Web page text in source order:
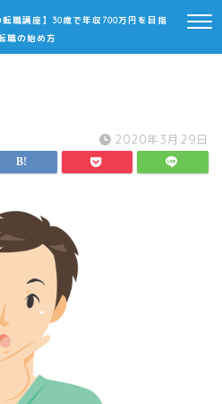
転職講座】30歳で年収700万円を目指
職の始め方
2020年3月29日